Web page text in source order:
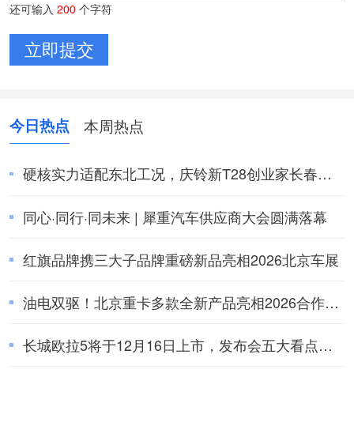
还可输入 200 个字符
今日热点 本周热点
硬核实力适配东北工况，庆铃新T28创业家长春上
市圆满收官
同心·同行·同未来 | 犀重汽车供应商大会圆满落幕
红旗品牌携三大子品牌重磅新品亮相2026北京车展
油电双驱！北京重卡多款全新产品亮相2026合作伙
伴大会
长城欧拉5将于12月16日上市，发布会五大看点提